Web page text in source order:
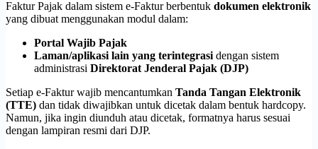
Faktur Pajak dalam sistem e-Faktur berbentuk dokumen elektronik
yang dibuat menggunakan modul dalam:
Portal Wajib Pajak
Laman/aplikasi lain yang terintegrasi dengan sistem
administrasi Direktorat Jenderal Pajak (DJP)
Setiap e-Faktur wajib mencantumkan Tanda Tangan Elektronik
(TTE) dan tidak diwajibkan untuk dicetak dalam bentuk hardcopy.
Namun, jika ingin diunduh atau dicetak, formatnya harus sesuai
dengan lampiran resmi dari DJP.